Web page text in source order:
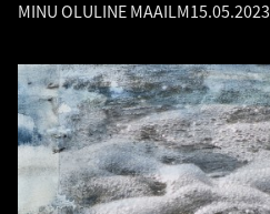
MINU OLULINE MAAILM15.05.2023